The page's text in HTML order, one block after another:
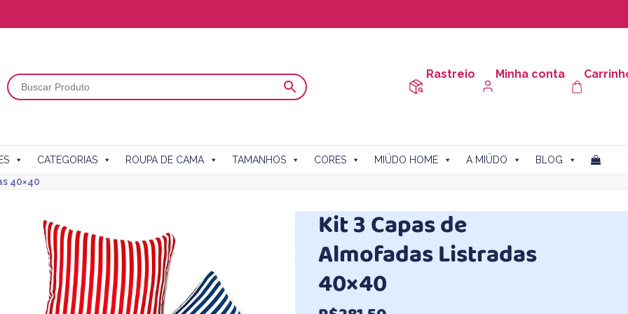
Rastreio Minha conta
CATEGORIAS ROUPA DE CAMA TAMANHOS CORES MIÜDO HOME A MIÜDO
BLOG
40×40
Kit 3 Capas de
Almofadas Listradas
40×40